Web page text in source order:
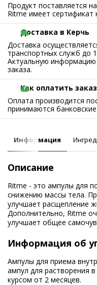
Продукт поставляется
Ritme имеет сертификат
Доставка в Керчь
Доставка
транспортных служб до
Актуальную
заказа.
Как оплатить заказ
Оплата производится
принимаются
Информация
Описание
Ritme - это ампулы для
снижению массы тела.
улучшает расщепление
Дополнительно, Ritme
улучшает общее
Информация об
Ампулы для приема
ампул для растворения
курсом от 2 месяцев.